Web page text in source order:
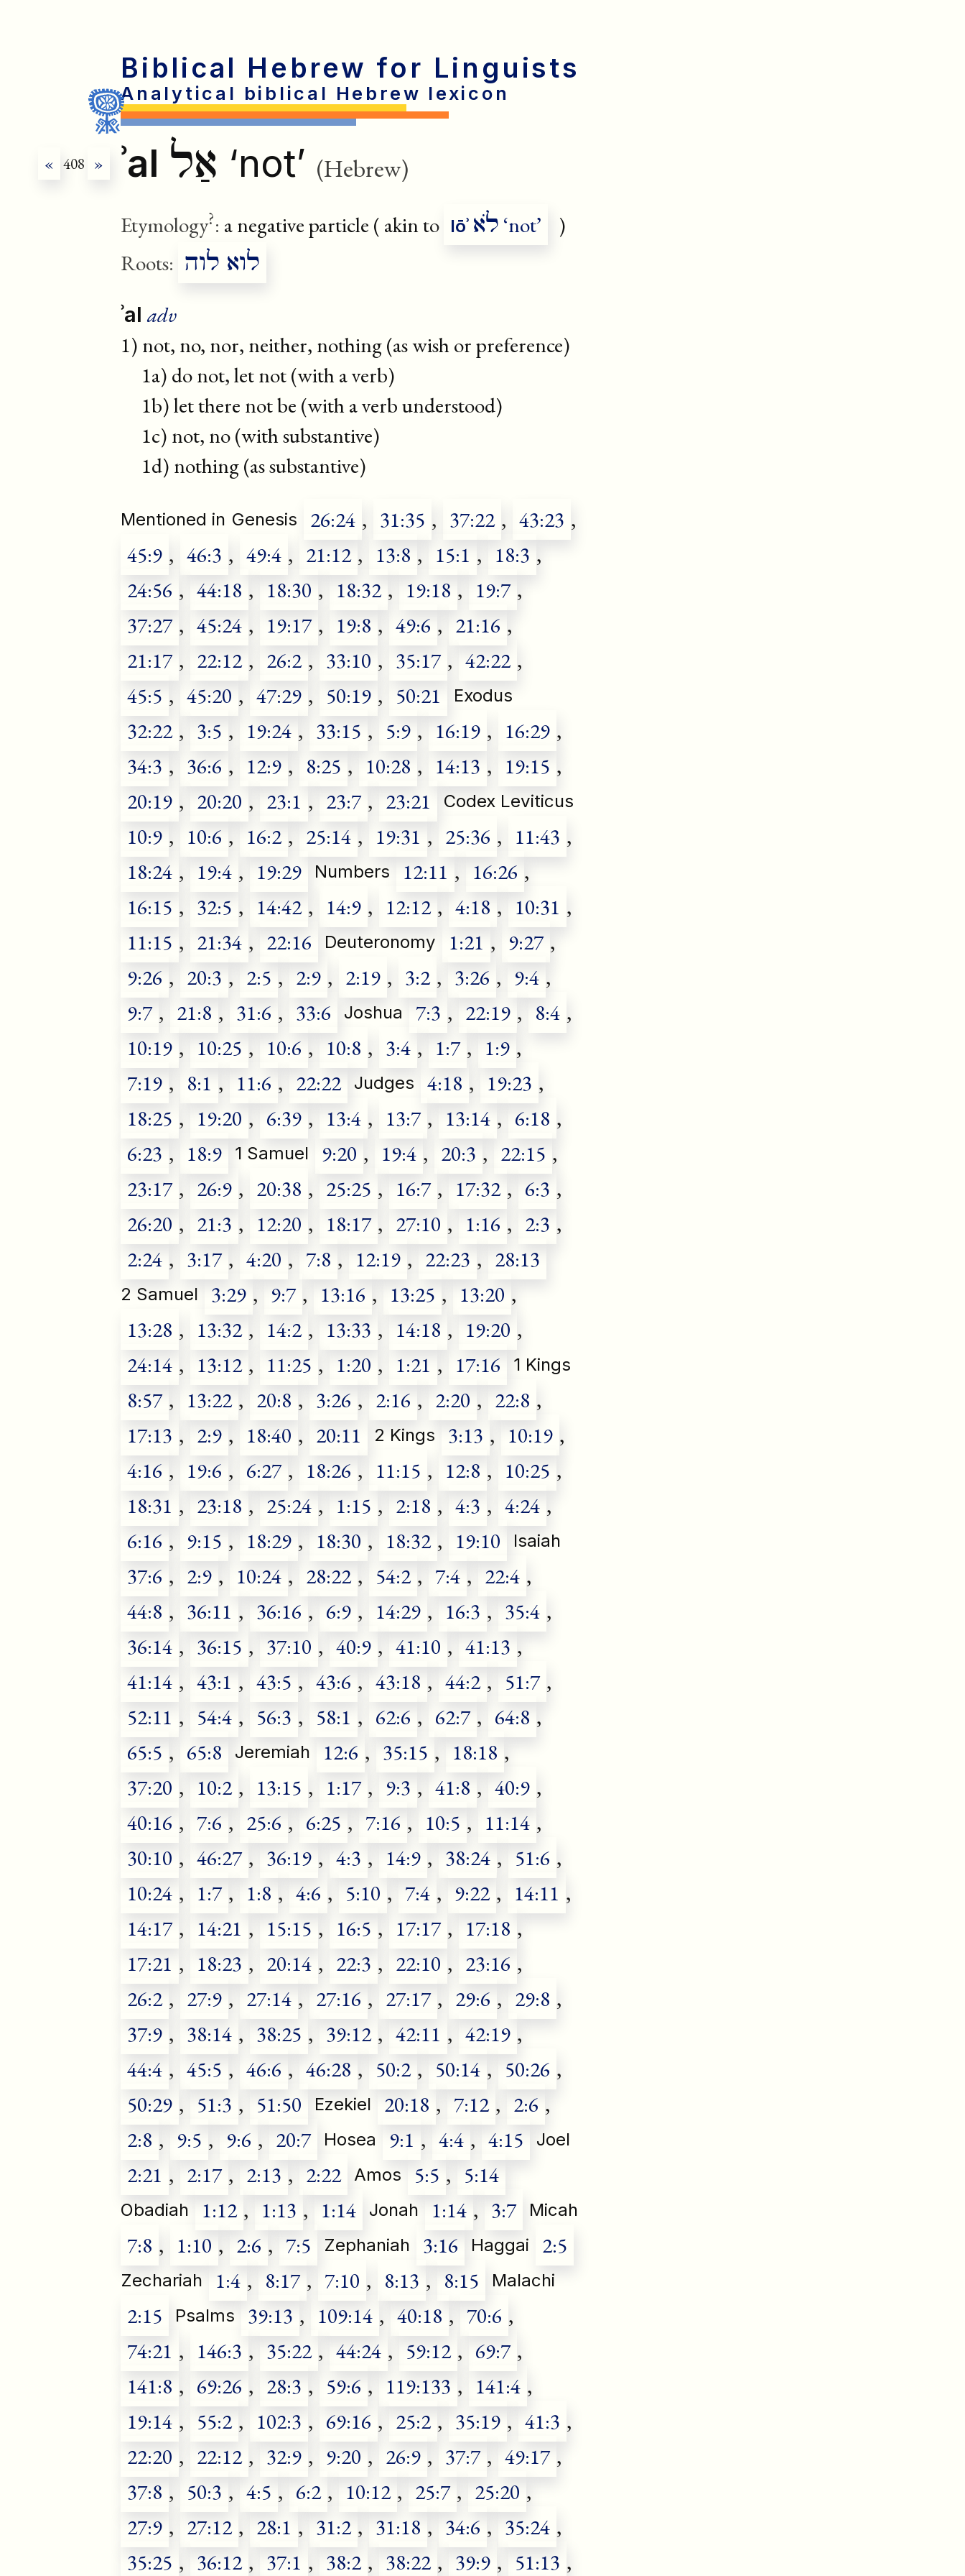
Biblical Hebrew for Linguists
Analytical biblical Hebrew lexicon
« 408 » ʾal אַל ‘not’ (Hebrew)
Etymology?: a negative particle ( akin to lōʾ לֹא ‘not’
)
Roots: לוא לוה
ʾaladv
1) not, no, nor, neither, nothing (as wish or preference)
1a) do not, let not (with a verb)
1b) let there not be (with a verb understood)
1c) not, no (with substantive)
1d) nothing (as substantive)
Mentioned in Genesis 26:24 , 31:35 , 37:22 , 43:23 ,
45:9 , 46:3 , 49:4 , 21:12 , 13:8 , 15:1 , 18:3 ,
24:56 , 44:18 , 18:30 , 18:32 , 19:18 , 19:7 ,
37:27 , 45:24 , 19:17 , 19:8 , 49:6 , 21:16 ,
21:17 , 22:12 , 26:2 , 33:10 , 35:17 , 42:22 ,
45:5 , 45:20 , 47:29 , 50:19 , 50:21 Exodus
32:22 , 3:5 , 19:24 , 33:15 , 5:9 , 16:19 , 16:29 ,
34:3 , 36:6 , 12:9 , 8:25 , 10:28 , 14:13 , 19:15 ,
20:19 , 20:20 , 23:1 , 23:7 , 23:21 Codex Leviticus
10:9 , 10:6 , 16:2 , 25:14 , 19:31 , 25:36 , 11:43 ,
18:24 , 19:4 , 19:29 Numbers 12:11 , 16:26 ,
16:15 , 32:5 , 14:42 , 14:9 , 12:12 , 4:18 , 10:31 ,
11:15 , 21:34 , 22:16 Deuteronomy 1:21 , 9:27 ,
9:26 , 20:3 , 2:5 , 2:9 , 2:19 , 3:2 , 3:26 , 9:4 ,
9:7 , 21:8 , 31:6 , 33:6 Joshua 7:3 , 22:19 , 8:4 ,
10:19 , 10:25 , 10:6 , 10:8 , 3:4 , 1:7 , 1:9 ,
7:19 , 8:1 , 11:6 , 22:22 Judges 4:18 , 19:23 ,
18:25 , 19:20 , 6:39 , 13:4 , 13:7 , 13:14 , 6:18 ,
6:23 , 18:9 1 Samuel 9:20 , 19:4 , 20:3 , 22:15 ,
23:17 , 26:9 , 20:38 , 25:25 , 16:7 , 17:32 , 6:3 ,
26:20 , 21:3 , 12:20 , 18:17 , 27:10 , 1:16 , 2:3 ,
2:24 , 3:17 , 4:20 , 7:8 , 12:19 , 22:23 , 28:13
2 Samuel 3:29 , 9:7 , 13:16 , 13:25 , 13:20 ,
13:28 , 13:32 , 14:2 , 13:33 , 14:18 , 19:20 ,
24:14 , 13:12 , 11:25 , 1:20 , 1:21 , 17:16 1 Kings
8:57 , 13:22 , 20:8 , 3:26 , 2:16 , 2:20 , 22:8 ,
17:13 , 2:9 , 18:40 , 20:11 2 Kings 3:13 , 10:19 ,
4:16 , 19:6 , 6:27 , 18:26 , 11:15 , 12:8 , 10:25 ,
18:31 , 23:18 , 25:24 , 1:15 , 2:18 , 4:3 , 4:24 ,
6:16 , 9:15 , 18:29 , 18:30 , 18:32 , 19:10 Isaiah
37:6 , 2:9 , 10:24 , 28:22 , 54:2 , 7:4 , 22:4 ,
44:8 , 36:11 , 36:16 , 6:9 , 14:29 , 16:3 , 35:4 ,
36:14 , 36:15 , 37:10 , 40:9 , 41:10 , 41:13 ,
41:14 , 43:1 , 43:5 , 43:6 , 43:18 , 44:2 , 51:7 ,
52:11 , 54:4 , 56:3 , 58:1 , 62:6 , 62:7 , 64:8 ,
65:5 , 65:8 Jeremiah 12:6 , 35:15 , 18:18 ,
37:20 , 10:2 , 13:15 , 1:17 , 9:3 , 41:8 , 40:9 ,
40:16 , 7:6 , 25:6 , 6:25 , 7:16 , 10:5 , 11:14 ,
30:10 , 46:27 , 36:19 , 4:3 , 14:9 , 38:24 , 51:6 ,
10:24 , 1:7 , 1:8 , 4:6 , 5:10 , 7:4 , 9:22 , 14:11 ,
14:17 , 14:21 , 15:15 , 16:5 , 17:17 , 17:18 ,
17:21 , 18:23 , 20:14 , 22:3 , 22:10 , 23:16 ,
26:2 , 27:9 , 27:14 , 27:16 , 27:17 , 29:6 , 29:8 ,
37:9 , 38:14 , 38:25 , 39:12 , 42:11 , 42:19 ,
44:4 , 45:5 , 46:6 , 46:28 , 50:2 , 50:14 , 50:26 ,
50:29 , 51:3 , 51:50 Ezekiel 20:18 , 7:12 , 2:6 ,
2:8 , 9:5 , 9:6 , 20:7 Hosea 9:1 , 4:4 , 4:15 Joel
2:21 , 2:17 , 2:13 , 2:22 Amos 5:5 , 5:14
Obadiah 1:12 , 1:13 , 1:14 Jonah 1:14 , 3:7 Micah
7:8 , 1:10 , 2:6 , 7:5 Zephaniah 3:16 Haggai 2:5
Zechariah 1:4 , 8:17 , 7:10 , 8:13 , 8:15 Malachi
2:15 Psalms 39:13 , 109:14 , 40:18 , 70:6 ,
74:21 , 146:3 , 35:22 , 44:24 , 59:12 , 69:7 ,
141:8 , 69:26 , 28:3 , 59:6 , 119:133 , 141:4 ,
19:14 , 55:2 , 102:3 , 69:16 , 25:2 , 35:19 , 41:3 ,
22:20 , 22:12 , 32:9 , 9:20 , 26:9 , 37:7 , 49:17 ,
37:8 , 50:3 , 4:5 , 6:2 , 10:12 , 25:7 , 25:20 ,
27:9 , 27:12 , 28:1 , 31:2 , 31:18 , 34:6 , 35:24 ,
35:25 , 36:12 , 37:1 , 38:2 , 38:22 , 39:9 , 51:13 ,